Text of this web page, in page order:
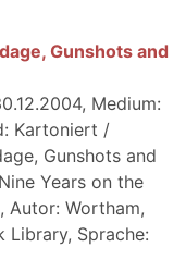
Gunshots and
Medium:
Kartoniert /
Gunshots and
Years on the
Autor: Wortham,
Library, Sprache: